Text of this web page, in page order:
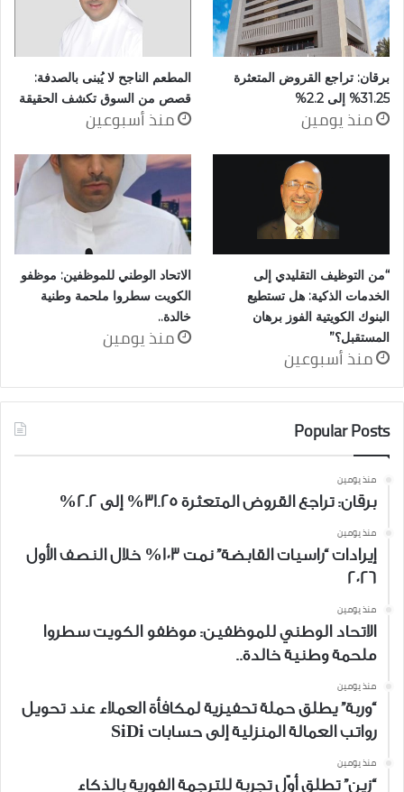
برقان: تراجع القروض المتعثرة
31.25% إلى 2.2%
منذ يومين
المطعم الناجح لا يُبنى بالصدفة:
قصص من السوق تكشف الحقيقة
منذ أسبوعين
“من التوظيف التقليدي إلى
الخدمات الذكية: هل تستطيع
البنوك الكويتية الفوز برهان
المستقبل؟”
منذ أسبوعين
الاتحاد الوطني للموظفين: موظفو
الكويت سطروا ملحمة وطنية
خالدة..
منذ يومين
Popular Posts
منذ يومين
برقان: تراجع القروض المتعثرة 31.25% إلى 2.2%
منذ يومين
إيرادات “راسيات القابضة” نمت 103% خلال النصف الأول
2026
منذ يومين
الاتحاد الوطني للموظفين: موظفو الكويت سطروا
ملحمة وطنية خالدة..
منذ يومين
“وربة” يطلق حملة تحفيزية لمكافأة العملاء عند تحويل
رواتب العمالة المنزلية إلى حسابات SiDi
منذ يومين
“زين” تطلق أوّل تجربة للترجمة الفورية بالذكاء